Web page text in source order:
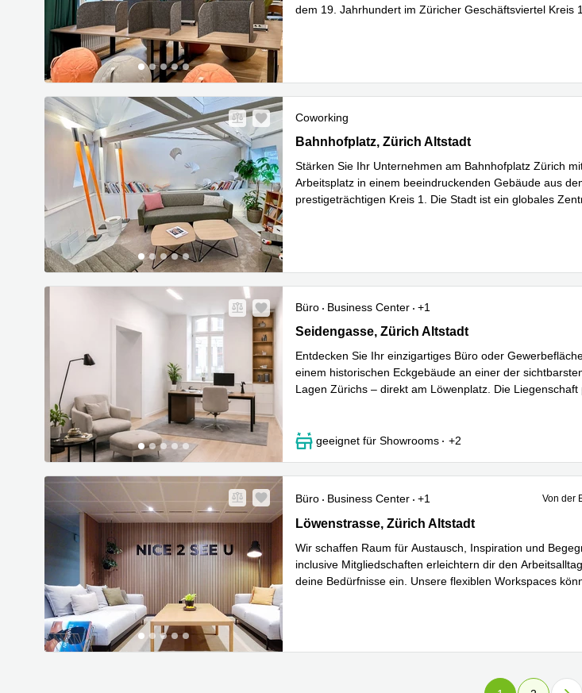
dem 19. Jahrhundert im Züricher Geschäftsviertel Kreis
Coworking
Bahnhofplatz 1, Zürich Altstadt
Bahnhofplatz, Zürich Altstadt
Stärken Sie Ihr Unternehmen am Bahnhofplatz Zürich
Arbeitsplatz in einem beeindruckenden Gebäude aus
prestigeträchtigen Kreis 1. Die Stadt ist ein globales
Büro Business Center
+1
Seidengasse 17, Zürich Altstadt
Seidengasse, Zürich Altstadt
geeignet für Showrooms +2
Entdecken Sie Ihr einzigartiges Büro oder
einem historischen Eckgebäude an einer der
Lagen Zürichs – direkt am Löwenplatz. Die Liegenschaft
Büro Business Center +1 Von der
Löwenstrasse 29, Zürich Altstadt
Löwenstrasse, Zürich Altstadt
Wir schaffen Raum für Austausch, Inspiration und
inclusive Mitgliedschaften erleichtern dir den
deine Bedürfnisse ein. Unsere flexiblen Workspaces